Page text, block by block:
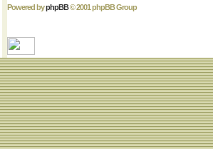
Powered byphpBB© 2001 phpBB Group